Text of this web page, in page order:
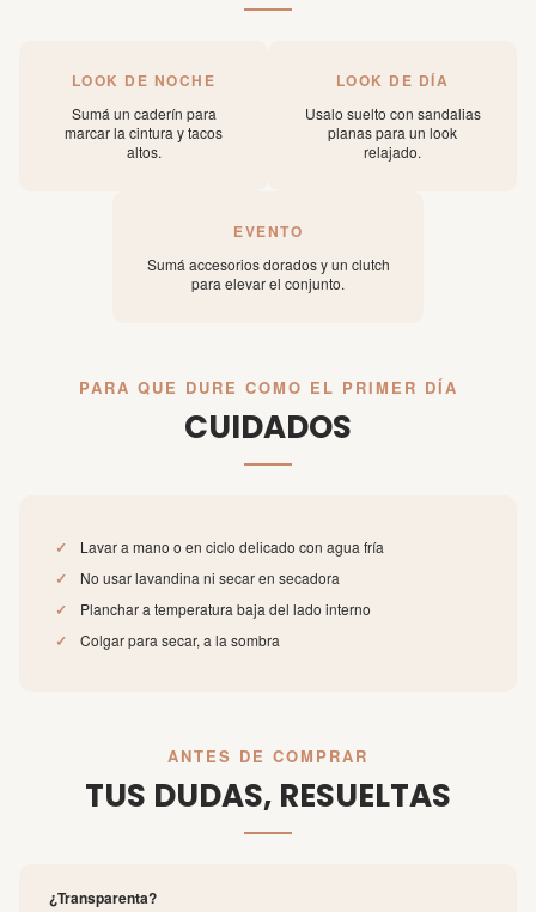
LOOK DE NOCHE
Sumá un caderín para
marcar la cintura y tacos
altos.
LOOK DE DÍA
Usalo suelto con sandalias
planas para un look
relajado.
EVENTO
Sumá accesorios dorados y un clutch
para elevar el conjunto.
PARA QUE DURE COMO EL PRIMER DÍA
CUIDADOS
✓ Lavar a mano o en ciclo delicado con agua fría
✓ No usar lavandina ni secar en secadora
✓ Planchar a temperatura baja del lado interno
✓ Colgar para secar, a la sombra
ANTES DE COMPRAR
TUS DUDAS, RESUELTAS
¿Transparenta?